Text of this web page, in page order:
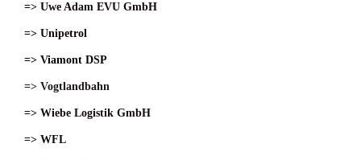
=> Uwe Adam EVU GmbH
=> Unipetrol
=> Viamont DSP
=> Vogtlandbahn
=> Wiebe Logistik GmbH
=> WFL